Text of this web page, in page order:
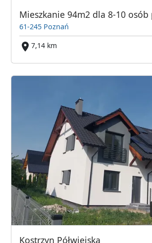
61-245 Poznań
7,14 km
Kostrzyn Półwiejska